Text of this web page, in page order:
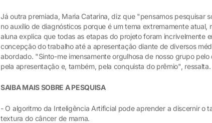
Já outra premiada, Maria Catarina, diz que "pensamos pesquisar
no auxílio de diagnósticos porque é um tema extremamente atual,
aluna explica que todas as etapas do projeto foram incrivelmente
concepção do trabalho até a apresentação diante de diversos
abordado. "Sinto-me imensamente orgulhosa de nosso grupo
pela apresentação e, também, pela conquista do prêmio", ressalta.
SAIBA MAIS SOBRE A PESQUISA
- O algoritmo da Inteligência Artificial pode aprender a discernir o
textura do câncer de mama.